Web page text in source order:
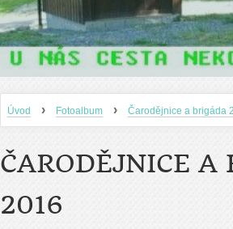
Úvod › Fotoalbum › Čarodějnice a brigáda
ČARODĚJNICE A
2016